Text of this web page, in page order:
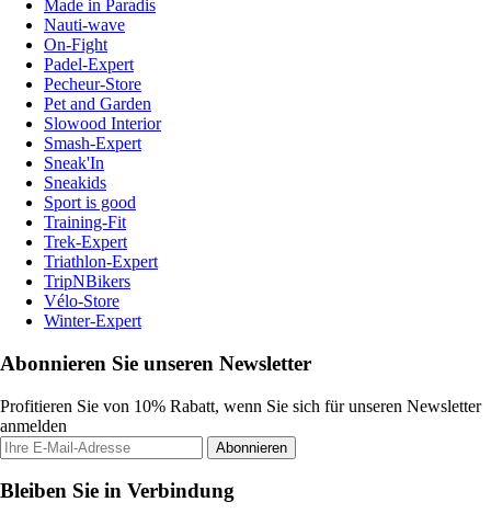
Made in Paradis
Nauti-wave
On-Fight
Padel-Expert
Pecheur-Store
Pet and Garden
Slowood Interior
Smash-Expert
Sneak'In
Sneakids
Sport is good
Training-Fit
Trek-Expert
Triathlon-Expert
TripNBikers
Vélo-Store
Winter-Expert
Abonnieren Sie unseren Newsletter
Profitieren Sie von 10% Rabatt, wenn Sie sich für unseren Newsletter
anmelden
Abonnieren
Bleiben Sie in Verbindung